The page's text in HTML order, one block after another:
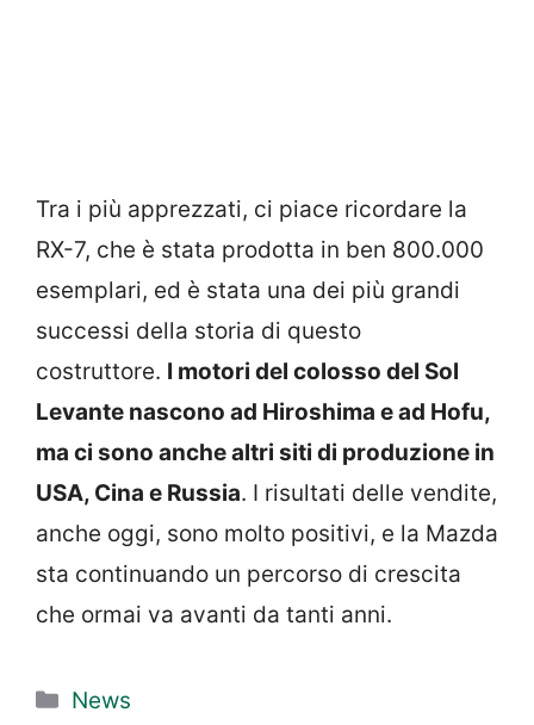
Tra i più apprezzati, ci piace ricordare la
RX-7, che è stata prodotta in ben 800.000
esemplari, ed è stata una dei più grandi
successi della storia di questo
costruttore. I motori del colosso del Sol
Levante nascono ad Hiroshima e ad Hofu,
ma ci sono anche altri siti di produzione in
USA, Cina e Russia. I risultati delle vendite,
anche oggi, sono molto positivi, e la Mazda
sta continuando un percorso di crescita
che ormai va avanti da tanti anni.
Categorie
News